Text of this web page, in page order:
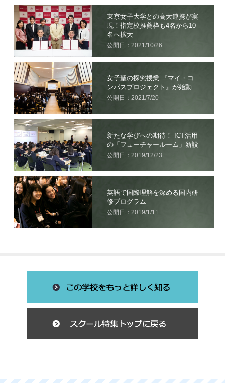
東京女子大学との高大連携が実
現！指定校推薦枠も4名から10
名へ拡大
公開日：2021/10/26
女子聖の探究授業 『マイ・コ
ンパスプロジェクト』が始動
公開日：2021/7/20
新たな学びへの期待！ ICT活用
の「フューチャールーム」新設
公開日：2019/12/23
英語で国際理解を深める国内研
修プログラム
公開日：2019/1/11